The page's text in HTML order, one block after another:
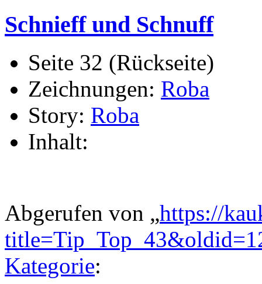
Schnieff und Schnuff
Seite 32 (Rückseite)
Zeichnungen: Roba
Story: Roba
Inhalt:
Abgerufen von „https://
Kategorie: